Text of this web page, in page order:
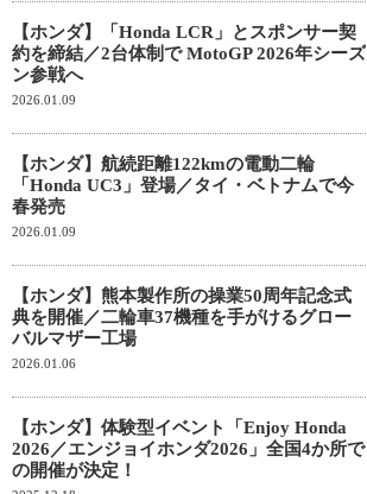
【ホンダ】「Honda LCR」とスポンサー契
約を締結／2台体制で MotoGP 2026年シーズ
ン参戦へ
2026.01.09
【ホンダ】航続距離122kmの電動二輪
「Honda UC3」登場／タイ・ベトナムで今
春発売
2026.01.09
【ホンダ】熊本製作所の操業50周年記念式
典を開催／二輪車37機種を手がけるグロー
バルマザー工場
2026.01.06
【ホンダ】体験型イベント「Enjoy Honda
2026／エンジョイホンダ2026」全国4か所で
の開催が決定！